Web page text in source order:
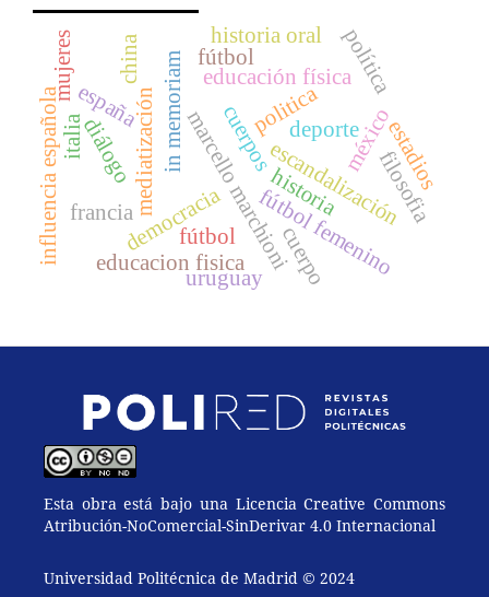
in memoriammarcello marchioni
cuerpospoliticadeporte
educación física
democracia
educacion fisica
mediatización
fútbol femenino
españa
francia
méxico
escandalización
diálogo
historia filosofia
cuerpo
política
estadios
italia
fútbol
mujeres china
influencia española
uruguay
fútbol
historia oral
Esta obra está bajo una Licencia Creative Commons
Atribución-NoComercial-SinDerivar 4.0 Internacional
Universidad Politécnica de Madrid © 2024